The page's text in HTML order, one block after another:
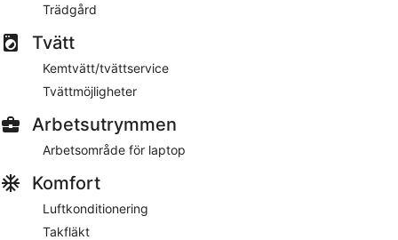
Trädgård
Tvätt
Kemtvätt/tvättservice
Tvättmöjligheter
Arbetsutrymmen
Arbetsområde för laptop
Komfort
Luftkonditionering
Takfläkt